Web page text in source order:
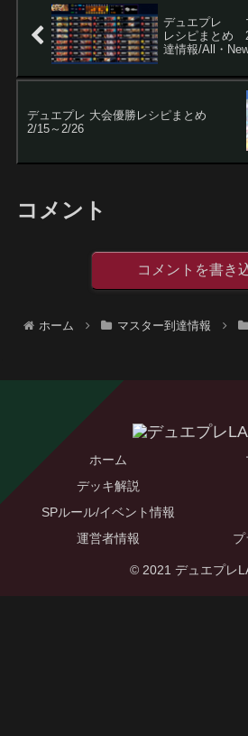
デュエプレ
レシピまとめ
達情報/All・New
デュエプレ 大会優勝レシピまとめ
2/15～2/26
コメント
コメントを書き
ホーム マスター到達情報
ホーム
デッキ解説
SPルール/イベント情報
運営者情報
© 2021 デュエプレ